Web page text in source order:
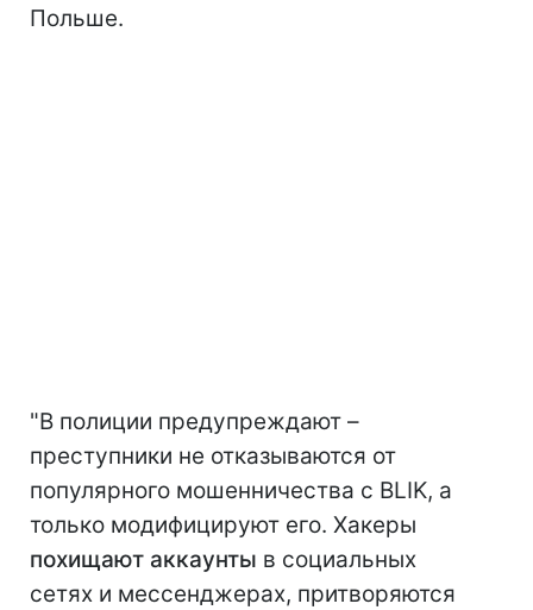
Польше.
"В полиции предупреждают –
преступники не отказываются от
популярного мошенничества с BLIK, а
только модифицируют его. Хакеры
похищают аккаунты в социальных
сетях и мессенджерах, притворяются